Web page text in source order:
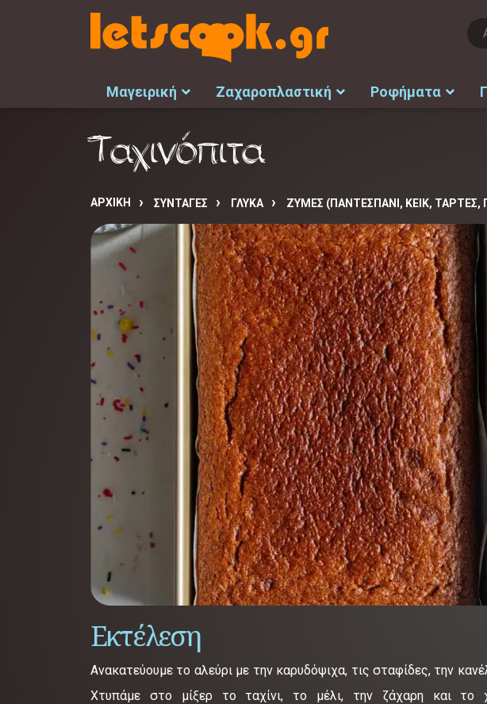
Μαγειρική Ζαχαροπλαστική Ροφήματα
Ταχινόπιτα
ΑΡΧΙΚΉ ΣΥΝΤΑΓΈΣ ΓΛΥΚΑ ΖΥΜΕΣ (ΠΑΝΤΕΣΠΑΝΙ, ΚΕΙΚ, ΤΑΡΤΕΣ,
Εκτέλεση
Ανακατεύουμε το αλεύρι με την καρυδόψιχα, τις σταφίδες, την
Χτυπάμε στο μίξερ το ταχίνι, το μέλι, την ζάχαρη και το